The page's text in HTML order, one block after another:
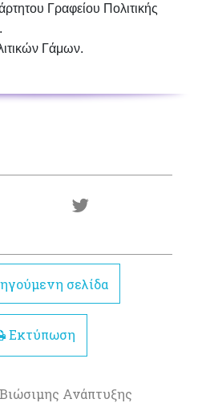
Γραφείου Πολιτικής
Γάμων.
σελίδα
Εκτύπωση
Ανάπτυξης